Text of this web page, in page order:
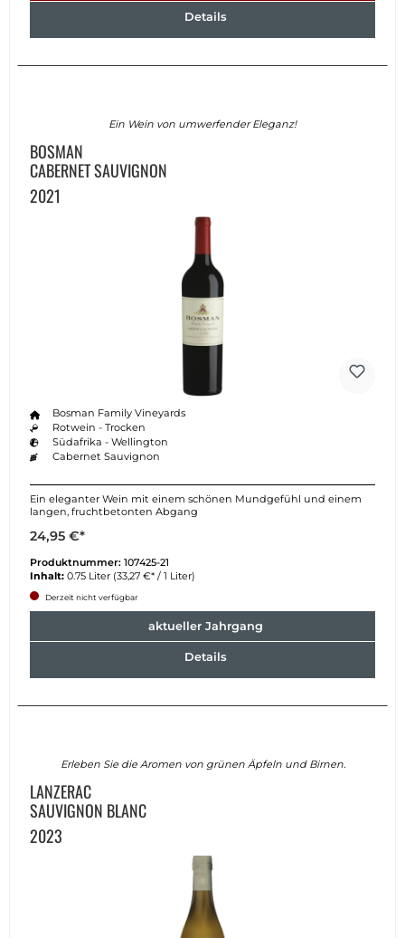
Details
Ein Wein von umwerfender Eleganz!
BOSMAN
CABERNET SAUVIGNON
2021
Bosman Family Vineyards
Rotwein - Trocken
Südafrika - Wellington
Cabernet Sauvignon
Ein eleganter Wein mit einem schönen Mundgefühl und einem
langen, fruchtbetonten Abgang
24,95 €*
Produktnummer: 107425-21
Inhalt: 0.75 Liter (33,27 €* / 1 Liter)
Derzeit nicht verfügbar
aktueller Jahrgang
Details
Erleben Sie die Aromen von grünen Äpfeln und Birnen.
LANZERAC
SAUVIGNON BLANC
2023